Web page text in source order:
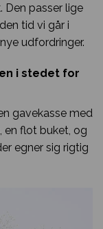
Den passer lige
tid vi går i
udfordringer.
i stedet for
gavekasse med
en flot buket, og
egner sig rigtig